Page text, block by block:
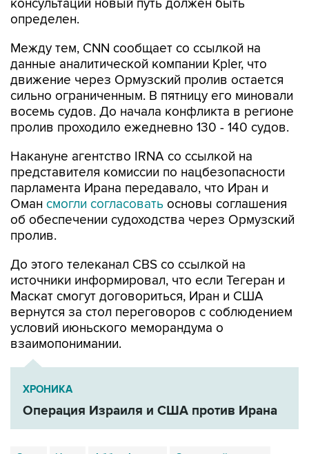
Между тем, CNN сообщает со ссылкой на
движение через Ормузский пролив остается
сильно ограниченным. В пятницу его миновали
восемь судов. До начала конфликта в регионе
пролив проходило ежедневно 130 - 140 судов.
Накануне агентство IRNA со ссылкой на
парламента Ирана передавало, что Иран и
Омансмогли согласовать основы соглашения
об обеспечении судоходства через Ормузский
пролив.
До этого телеканал CBS со ссылкой на
Маскат смогут договориться, Иран и США
вернутся за стол переговоров с соблюдением
условий июньского меморандума о
взаимопонимании.
ХРОНИКА
Операция Израиля и США против Ирана
Оман Иран Аббас Аракчи Ормузский пролив